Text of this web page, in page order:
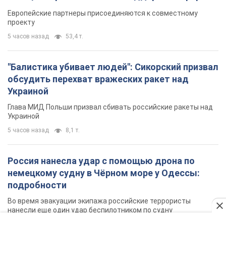
Видео
Европейские партнеры присоединяются к совместному
проекту
5 часов назад 53,4 т.
"Балистика убивает людей": Сикорский призвал
обсудить перехват вражеских ракет над
Украиной
Глава МИД Польши призвал сбивать российские ракеты над
Украиной
5 часов назад 8,1 т.
Россия нанесла удар с помощью дрона по
немецкому судну в Чёрном море у Одессы:
подробности
Во время эвакуации экипажа российские террористы
нанесли еще один удар беспилотником по судну